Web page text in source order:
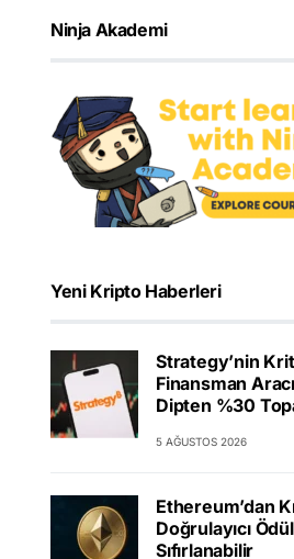
Ninja Akademi
Yeni Kripto Haberleri
Strategy’nin
Finansman
Dipten %30
5 AĞUSTOS 2026
Ethereum’dan
Doğrulayıcı
Sıfırlanabilir